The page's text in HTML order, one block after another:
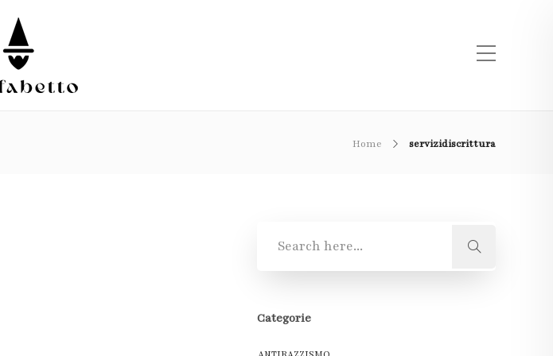
Home servizidiscrittura
Categorie